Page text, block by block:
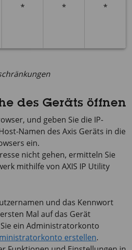
* * *
des Geräts öffnen
und geben Sie die IP-
Namen des Axis Geräts in die
ein.
nicht gehen, ermitteln Sie
mithilfe von AXIS IP Utility
und das Kennwort
Mal auf das Gerät
ein Administratorkonto
erstellen.